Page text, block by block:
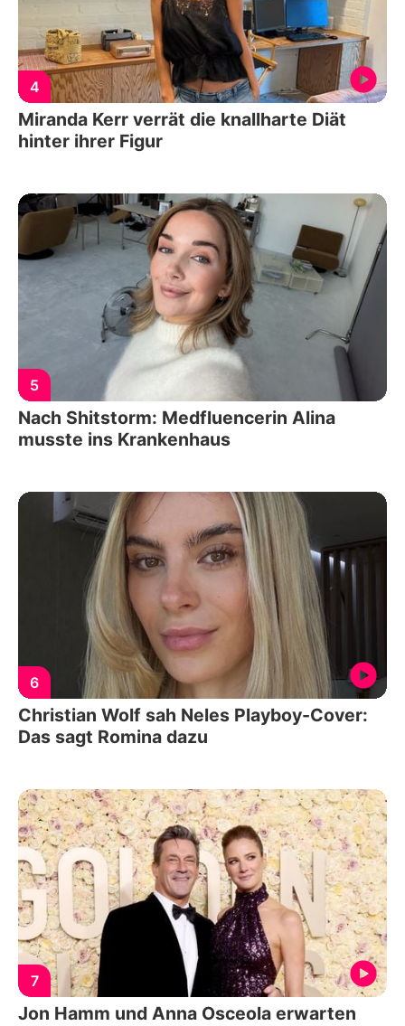
4
Miranda Kerr verrät die knallharte Diät
hinter ihrer Figur
5
Nach Shitstorm: Medfluencerin Alina
musste ins Krankenhaus
6
Christian Wolf sah Neles Playboy-Cover:
Das sagt Romina dazu
7
Jon Hamm und Anna Osceola erwarten